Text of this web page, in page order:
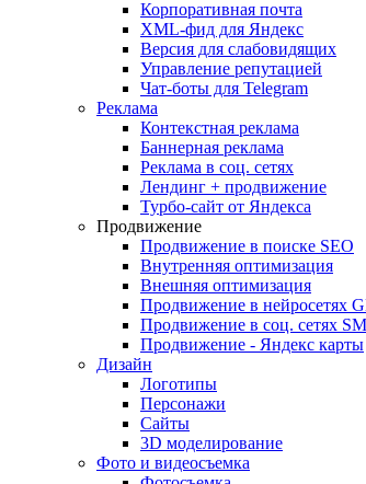
Корпоративная почта
XML-фид для Яндекс
Версия для слабовидящих
Управление репутацией
Чат-боты для Telegram
Реклама
Контекстная реклама
Баннерная реклама
Реклама в соц. сетях
Лендинг + продвижение
Турбо-сайт от Яндекса
Продвижение
Продвижение в поиске SEO
Внутренняя оптимизация
Внешняя оптимизация
Продвижение в нейросетях
Продвижение в соц. сетях
Продвижение - Яндекс карты
Дизайн
Логотипы
Персонажи
Сайты
3D моделирование
Фото и видеосъемка